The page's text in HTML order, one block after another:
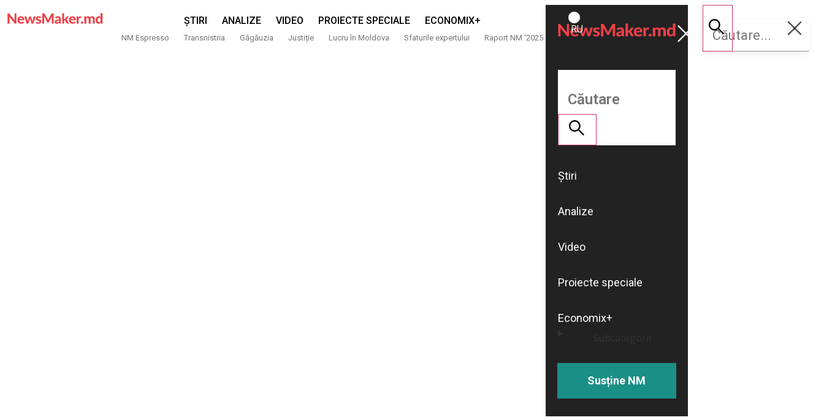
ȘTIRI ANALIZE VIDEO PROIECTE SPECIALE ECONOMIX+
NM Espresso Transnistria Găgăuzia Justiție Lucru în Moldova Sfaturile expertului Raport NM ‘2025
ROMÂNĂ
RU
Susține
NM
Știri
Analize
Video
Proiecte speciale
Economix+
Susține NM